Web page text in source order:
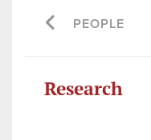
PEOPLE
Research